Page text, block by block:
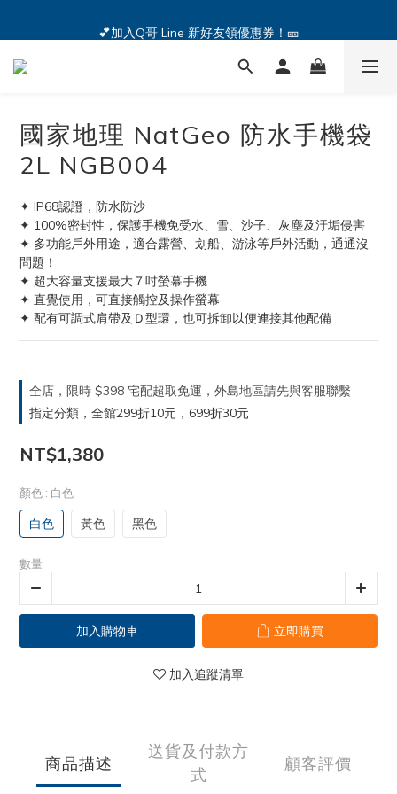
🔥iPhone 17 全系列熱銷中🔥點我購買 — !
國家地理 NatGeo 防水手機袋
2L NGB004
✦ IP68認證，防水防沙
✦ 100%密封性，保護手機免受水、雪、沙子、灰塵及汙垢侵害
✦ 多功能戶外用途，適合露營、划船、游泳等戶外活動，通通沒
問題！
✦ 超大容量支援最大７吋螢幕手機
✦ 直覺使用，可直接觸控及操作螢幕
✦ 配有可調式肩帶及Ｄ型環，也可拆卸以便連接其他配備
全店，限時 $398 宅配超取免運，外島地區請先與客服聯繫
指定分類，全館299折10元，699折30元
NT$1,380
顏色 : 白色
白色 黃色 黑色
數量
加入購物車 立即購買
加入追蹤清單
商品描述
送貨及付款方
式
顧客評價